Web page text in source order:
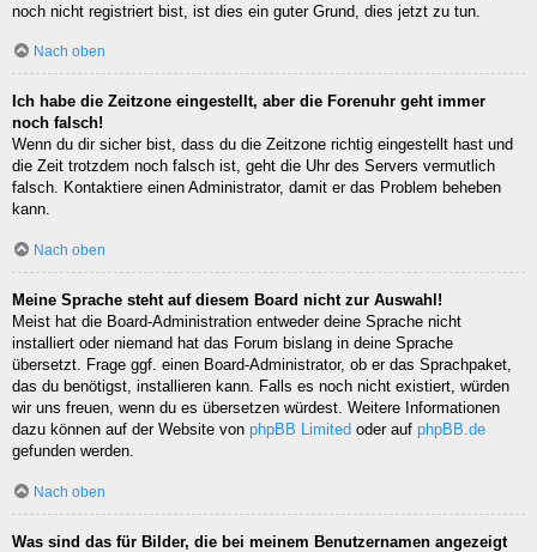
noch nicht registriert bist, ist dies ein guter Grund, dies jetzt zu tun.
Nach oben
Ich habe die Zeitzone eingestellt, aber die Forenuhr geht immer
noch falsch!
Wenn du dir sicher bist, dass du die Zeitzone richtig eingestellt hast und
die Zeit trotzdem noch falsch ist, geht die Uhr des Servers vermutlich
falsch. Kontaktiere einen Administrator, damit er das Problem beheben
kann.
Nach oben
Meine Sprache steht auf diesem Board nicht zur Auswahl!
Meist hat die Board-Administration entweder deine Sprache nicht
installiert oder niemand hat das Forum bislang in deine Sprache
übersetzt. Frage ggf. einen Board-Administrator, ob er das Sprachpaket,
das du benötigst, installieren kann. Falls es noch nicht existiert, würden
wir uns freuen, wenn du es übersetzen würdest. Weitere Informationen
dazu können auf der Website von phpBB Limited oder auf phpBB.de
gefunden werden.
Nach oben
Was sind das für Bilder, die bei meinem Benutzernamen angezeigt